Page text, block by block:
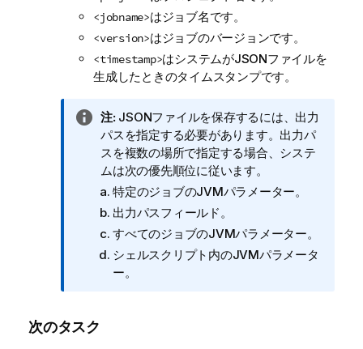
<jobname>はジョブ名です。
<version>はジョブのバージョンです。
<timestamp>はシステムがJSONファイルを
生成したときのタイムスタンプです。
情
報
メ
モ
注:JSONファイルを保存するには、出力
パスを指定する必要があります。出力パ
スを複数の場所で指定する場合、システ
ムは次の優先順位に従います。
特定のジョブのJVMパラメーター。
出力パスフィールド。
すべてのジョブのJVMパラメーター。
シェルスクリプト内のJVMパラメータ
ー。
次のタスク